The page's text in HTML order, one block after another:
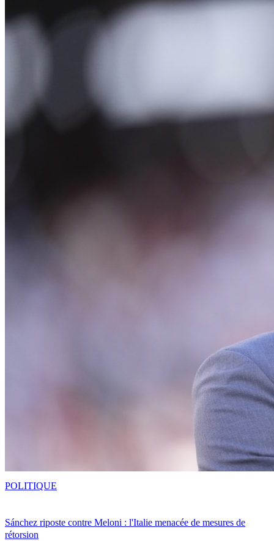
Sánchez riposte contre Meloni : l'Italie menacée de mesures de
rétorsion
POLITIQUE